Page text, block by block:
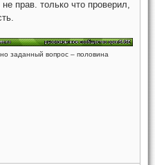
прав. только что проверил,
заданный вопрос – половина